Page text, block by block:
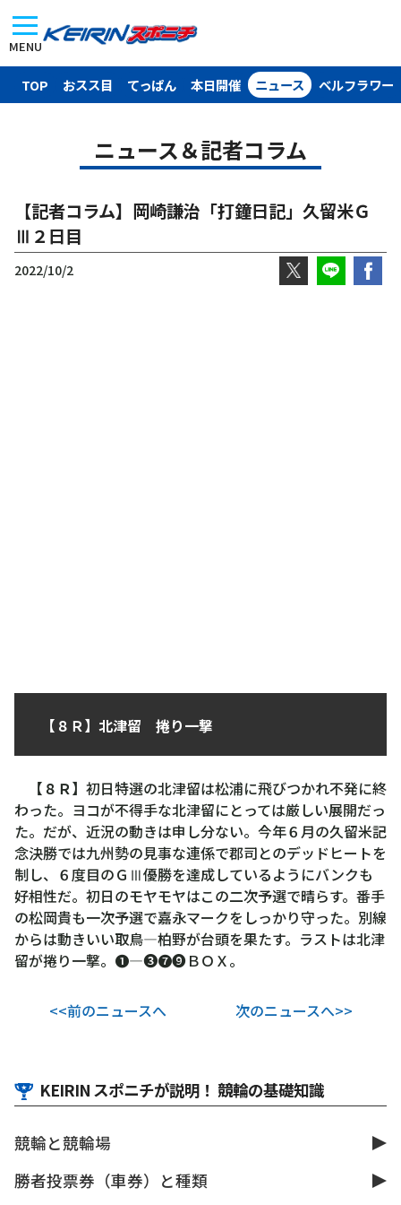
MENU
TOP おスス目 てっぱん 本日開催 ニュース ベルフラワー
ニュース＆記者コラム
【記者コラム】岡崎謙治「打鐘日記」久留米Ｇ
Ⅲ２日目
2022/10/2
【８Ｒ】北津留 捲り一撃
【８Ｒ】 初日特選の北津留は松浦に飛びつかれ不発に終
わった。ヨコが不得手な北津留にとっては厳しい展開だっ
た。だが、近況の動きは申し分ない。今年６月の久留米記
念決勝では九州勢の見事な連係で郡司とのデッドヒートを
制し、６度目のＧⅢ優勝を達成しているようにバンクも
好相性だ。初日のモヤモヤはこの二次予選で晴らす。番手
の松岡貴も一次予選で嘉永マークをしっかり守った。別線
からは動きいい取鳥―柏野が台頭を果たす。ラストは北津
留が捲り一撃。❶―❸❼❾ＢＯＸ。
<<前のニュースへ 次のニュースへ>>
KEIRIN スポニチが説明！ 競輪の基礎知識
競輪と競輪場
勝者投票券（車券）と種類